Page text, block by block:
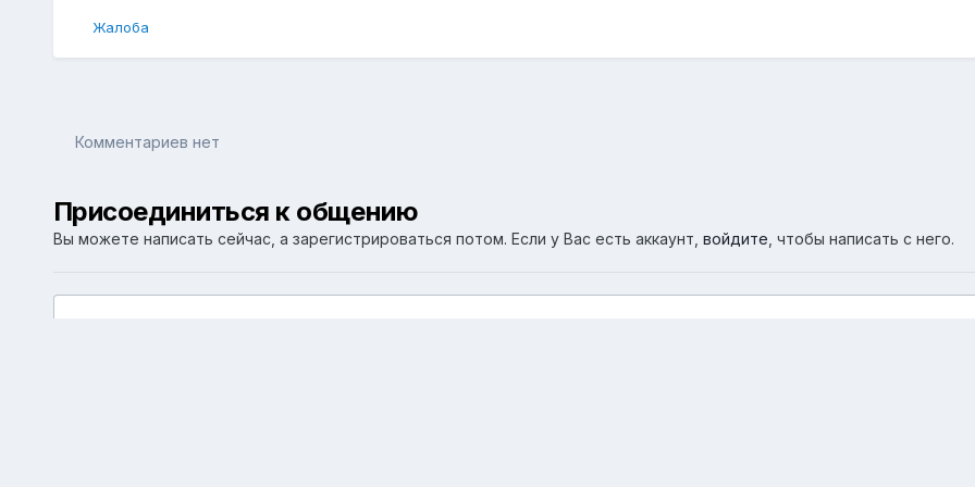
Жалоба
Комментариев нет
Присоединиться к общению
Вы можете написать сейчас, а зарегистрироваться потом. Если у Вас есть аккаунт, войдите , чтобы написать с него.